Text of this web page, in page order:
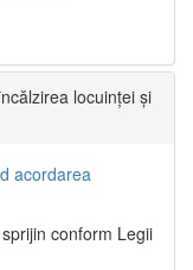
locuinței și
acordarea
conform Legii